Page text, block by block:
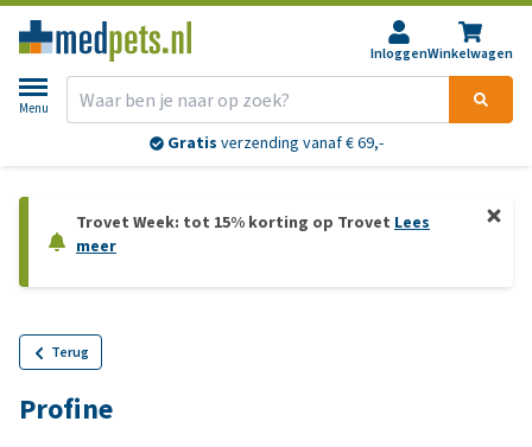
InloggenWinkelwagen
Menu
Gratis verzending vanaf € 69,-
Trovet Week: tot 15% korting op Trovet Lees
meer
Terug
Profine